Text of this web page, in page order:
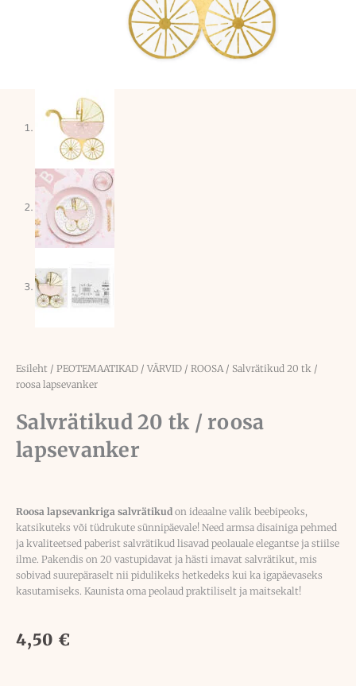
Esileht / PEOTEMAATIKAD / VÄRVID / ROOSA / Salvrätikud 20 tk /
roosa lapsevanker
Salvrätikud 20 tk / roosa
lapsevanker
Roosa lapsevankriga salvrätikud on ideaalne valik beebipeoks,
katsikuteks või tüdrukute sünnipäevale! Need armsa disainiga pehmed
ja kvaliteetsed paberist salvrätikud lisavad peolauale elegantse ja stiilse
ilme. Pakendis on 20 vastupidavat ja hästi imavat salvrätikut, mis
sobivad suurepäraselt nii pidulikeks hetkedeks kui ka igapäevaseks
kasutamiseks. Kaunista oma peolaud praktiliselt ja maitsekalt!
4,50 €